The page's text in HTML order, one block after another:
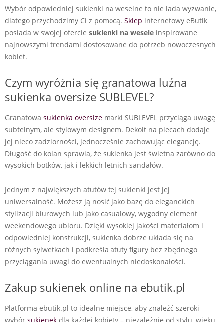
Wybór odpowiedniej sukienki na weselne to nie lada wyzwanie,
dlatego przychodzimy Ci z pomocą. Sklep internetowy eButik
posiada w swojej ofercie sukienki na wesele inspirowane
najnowszymi trendami dostosowane do potrzeb nowoczesnych
kobiet.
Czym wyróżnia się granatowa luźna
sukienka oversize SUBLEVEL?
Granatowa sukienka oversize marki SUBLEVEL przyciąga uwagę
subtelnym, ale stylowym designem. Dekolt na plecach dodaje
jej nieco zadziorności, jednocześnie zachowując elegancję.
Długość do kolan sprawia, że sukienka jest świetna zarówno do
wysokich botków, jak i lekkich letnich sandałów.
Jednym z największych atutów tej sukienki jest jej
uniwersalność. Możesz ją nosić jako bazę do eleganckich
stylizacji biurowych lub jako casualowy, wygodny element
weekendowego ubioru. Dzięki wysokiej jakości materiałom i
odpowiedniej konstrukcji, sukienka dobrze układa się na
różnych sylwetkach i podkreśla atuty figury bez zbędnego
przyciągania uwagi do ewentualnych niedoskonałości.
Zakup sukienek online na ebutik.pl
Platforma ebutik.pl to idealne miejsce, aby znaleźć szeroki
wybór sukienek dla każdej kobiety – niezależnie od stylu, wieku